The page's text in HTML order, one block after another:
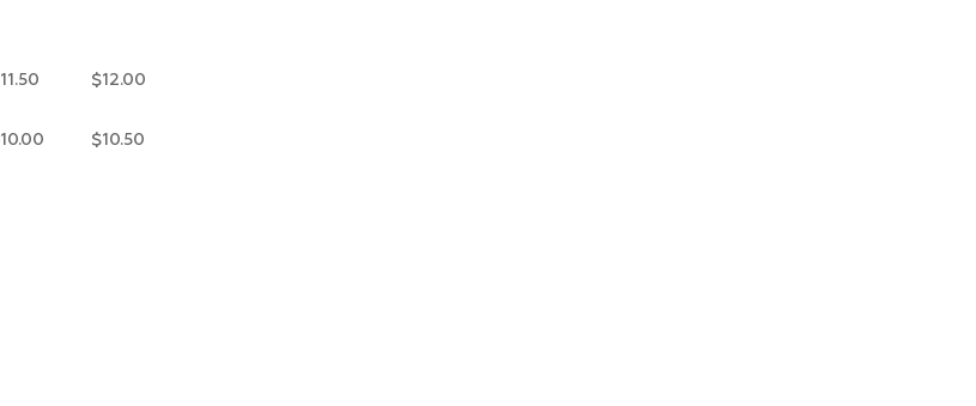
$12.00
$10.50